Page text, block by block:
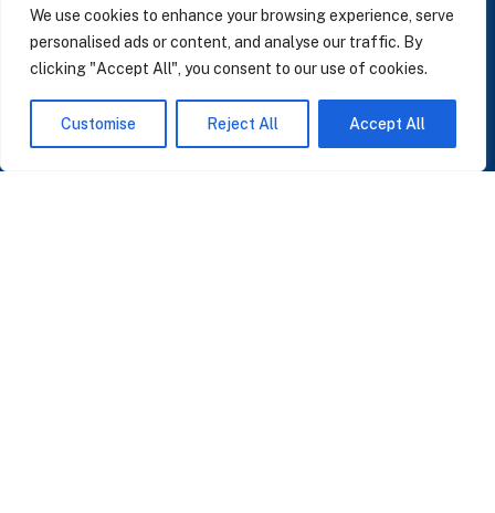
We use cookies to enhance your browsing experience, serve
personalised ads or content, and analyse our traffic. By
clicking "Accept All", you consent to our use of cookies.
Customise Reject All Accept All
SUSCRÍBASE A NUESTRAS NOTICIAS
Perspectivas sobre IA, datos y CRM. Sin spam, solo lo que importa.